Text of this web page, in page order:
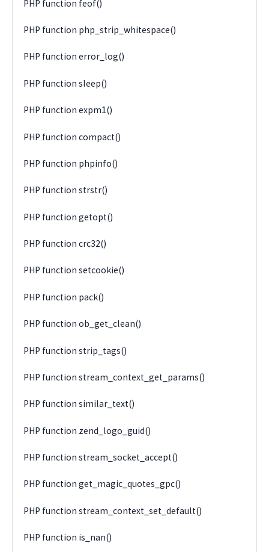
PHP function feof()
PHP function php_strip_whitespace()
PHP function error_log()
PHP function sleep()
PHP function expm1()
PHP function compact()
PHP function phpinfo()
PHP function strstr()
PHP function getopt()
PHP function crc32()
PHP function setcookie()
PHP function pack()
PHP function ob_get_clean()
PHP function strip_tags()
PHP function stream_context_get_params()
PHP function similar_text()
PHP function zend_logo_guid()
PHP function stream_socket_accept()
PHP function get_magic_quotes_gpc()
PHP function stream_context_set_default()
PHP function is_nan()